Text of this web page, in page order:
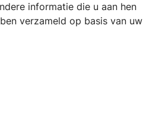
in Budel
advies
en een
een
+
informatie die u aan hen
verzameld op basis van uw